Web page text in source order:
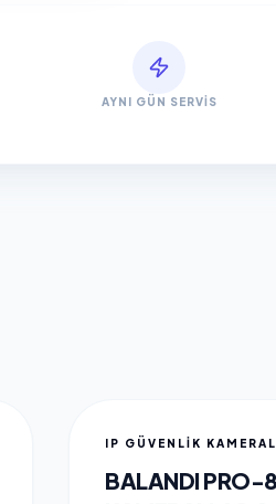
AYNI GÜN SERVIS
IP GÜVENLİK
BALANDI PRO-